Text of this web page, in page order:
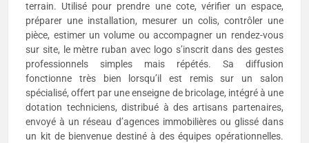
terrain. Utilisé pour prendre une cote, vérifier un espace,
préparer une installation, mesurer un colis, contrôler une
pièce, estimer un volume ou accompagner un rendez-vous
sur site, le mètre ruban avec logo s’inscrit dans des gestes
professionnels simples mais répétés. Sa diffusion
fonctionne très bien lorsqu’il est remis sur un salon
spécialisé, offert par une enseigne de bricolage, intégré à une
dotation techniciens, distribué à des artisans partenaires,
envoyé à un réseau d’agences immobilières ou glissé dans
un kit de bienvenue destiné à des équipes opérationnelles.